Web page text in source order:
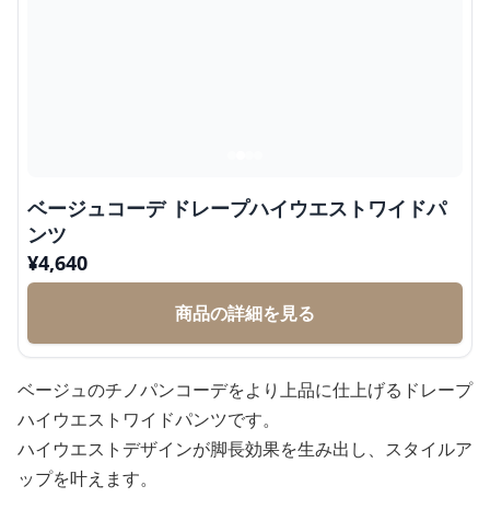
ベージュコーデ ドレープハイウエストワイドパ
ンツ
¥4,640
商品の詳細を見る
ベージュのチノパンコーデをより上品に仕上げるドレープ
ハイウエストワイドパンツです。
ハイウエストデザインが脚長効果を生み出し、スタイルア
ップを叶えます。